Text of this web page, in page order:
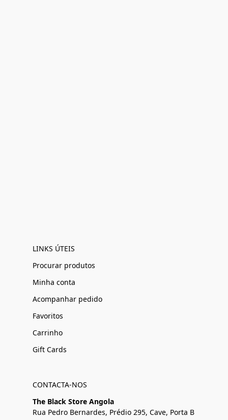
LINKS ÚTEIS
Procurar produtos
Minha conta
Acompanhar pedido
Favoritos
Carrinho
Gift Cards
CONTACTA-NOS
The Black Store Angola
Rua Pedro Bernardes, Prédio 295, Cave, Porta B